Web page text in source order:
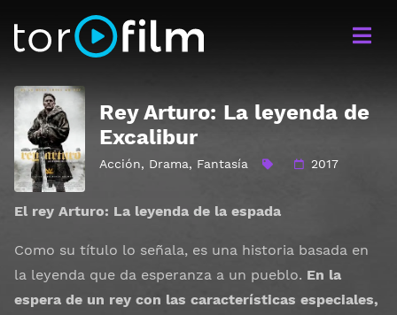
Rey Arturo: La leyenda de
Excalibur
Acción, Drama, Fantasía 2017
El rey Arturo: La leyenda de la espada
Como su título lo señala, es una historia basada en
la leyenda que da esperanza a un pueblo. En la
espera de un rey con las características especiales,